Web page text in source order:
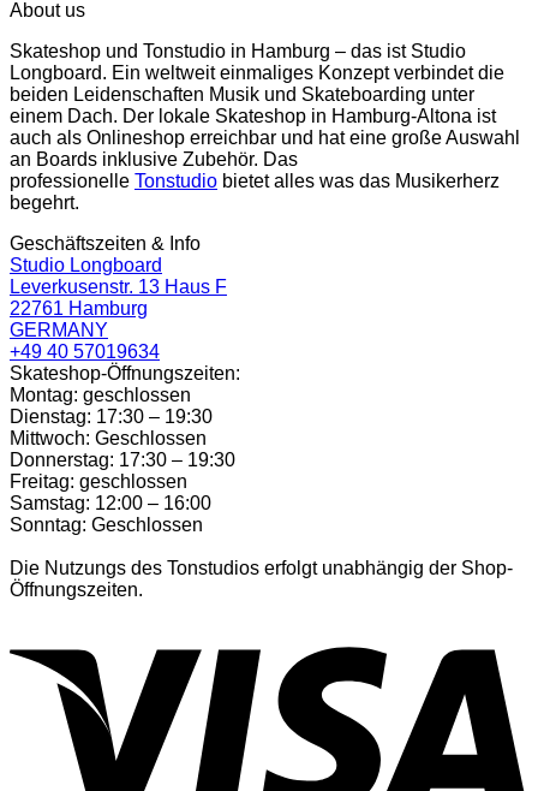
About us
Skateshop und Tonstudio in Hamburg – das ist Studio
Longboard. Ein weltweit einmaliges Konzept verbindet die
beiden Leidenschaften Musik und Skateboarding unter
einem Dach. Der lokale Skateshop in Hamburg-Altona ist
auch als Onlineshop erreichbar und hat eine große Auswahl
an Boards inklusive Zubehör. Das
professionelle Tonstudio bietet alles was das Musikerherz
begehrt.
Geschäftszeiten & Info
Studio Longboard
Leverkusenstr. 13 Haus F
22761 Hamburg
GERMANY
+49 40 57019634
Skateshop-Öffnungszeiten:
Montag: geschlossen
Dienstag: 17:30 – 19:30
Mittwoch: Geschlossen
Donnerstag: 17:30 – 19:30
Freitag: geschlossen
Samstag: 12:00 – 16:00
Sonntag: Geschlossen
Die Nutzungs des Tonstudios erfolgt unabhängig der Shop-
Öffnungszeiten.